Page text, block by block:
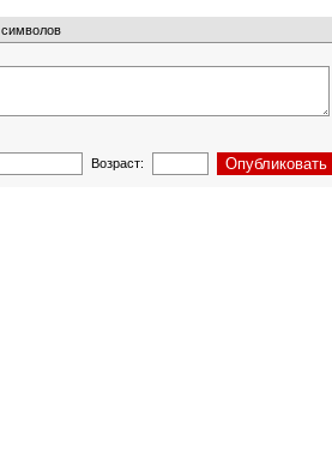
символов
Возраст: